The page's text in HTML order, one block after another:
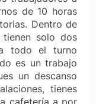
de 10 horas
Dentro de
tienen solo dos
todo el turno
es un trabajo
un descanso
tienes
cafetería a por